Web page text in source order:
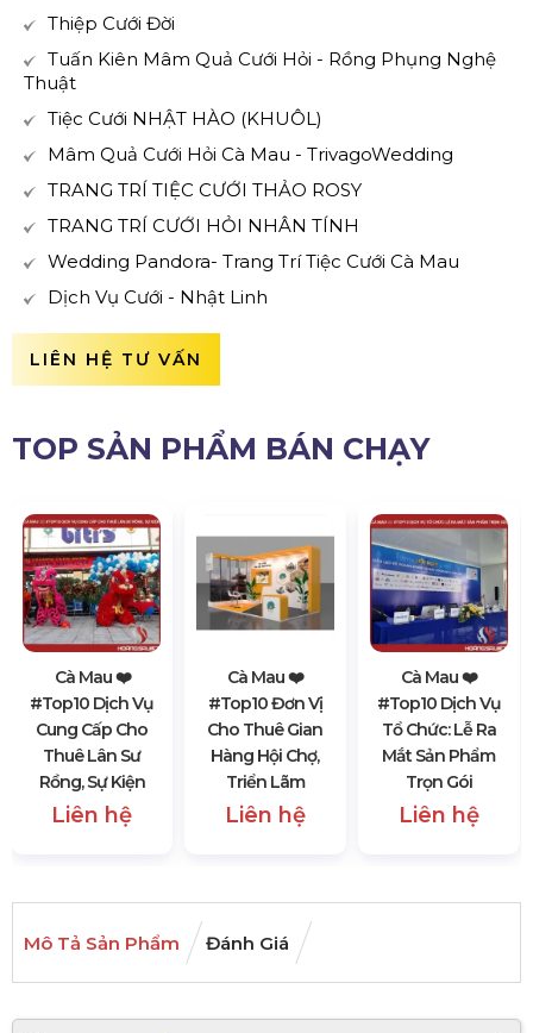
Thiệp Cưới Đời
Tuấn Kiên Mâm Quả Cưới Hỏi - Rồng Phụng Nghệ
Thuật
Tiệc Cưới NHẬT HÀO (KHUÔL)
Mâm Quả Cưới Hỏi Cà Mau - TrivagoWedding
TRANG TRÍ TIỆC CƯỚI THẢO ROSY
TRANG TRÍ CƯỚI HỎI NHÂN TÍNH
Wedding Pandora- Trang Trí Tiệc Cưới Cà Mau
Dịch Vụ Cưới - Nhật Linh
LIÊN HỆ TƯ VẤN
TOP SẢN PHẨM BÁN CHẠY
Cà Mau ❤️️
#top10 Dịch Vụ
Cung Cấp Cho
Thuê Lân Sư
Rồng, Sự Kiện
Liên hệ
Cà Mau ❤️️
#top10 Đơn Vị
Cho Thuê Gian
Hàng Hội Chợ,
Triển Lãm
Liên hệ
Cà Mau ❤️️
#top10 Dịch Vụ
Tổ Chức: Lễ Ra
Mắt Sản Phẩm
Trọn Gói
Liên hệ
Mô Tả Sản Phẩm Đánh Giá